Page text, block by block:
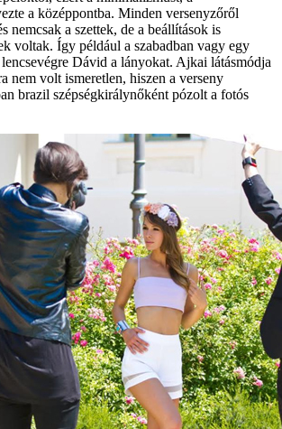
a középpontba. Minden versenyzőről
nemcsak a szettek, de a beállítások is
voltak. Így például a szabadban vagy egy
Dávid a lányokat. Ajkai látásmódja
nem volt ismeretlen, hiszen a verseny
brazil szépségkirálynőként pózolt a fotós